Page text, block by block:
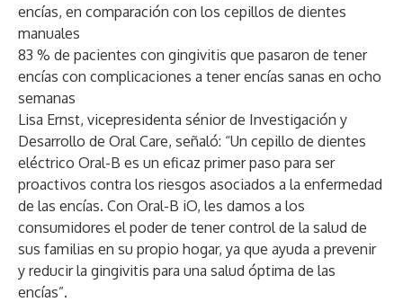
encías, en comparación con los cepillos de dientes
manuales
83 % de pacientes con gingivitis que pasaron de tener
encías con complicaciones a tener encías sanas en ocho
semanas
Lisa Ernst, vicepresidenta sénior de Investigación y
Desarrollo de Oral Care, señaló: “Un cepillo de dientes
eléctrico Oral-B es un eficaz primer paso para ser
proactivos contra los riesgos asociados a la enfermedad
de las encías. Con Oral-B iO, les damos a los
consumidores el poder de tener control de la salud de
sus familias en su propio hogar, ya que ayuda a prevenir
y reducir la gingivitis para una salud óptima de las
encías”.